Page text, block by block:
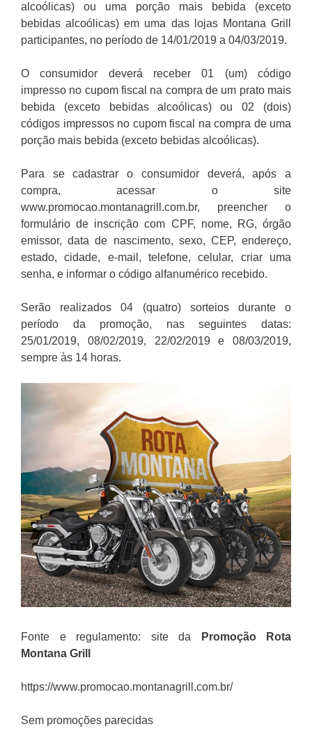
alcoólicas) ou uma porção mais bebida (exceto
bebidas alcoólicas) em uma das lojas Montana Grill
participantes, no período de 14/01/2019 a 04/03/2019.
O consumidor deverá receber 01 (um) código
impresso no cupom fiscal na compra de um prato mais
bebida (exceto bebidas alcoólicas) ou 02 (dois)
códigos impressos no cupom fiscal na compra de uma
porção mais bebida (exceto bebidas alcoólicas).
Para se cadastrar o consumidor deverá, após a
compra, acessar o site
www.promocao.montanagrill.com.br, preencher o
formulário de inscrição com CPF, nome, RG, órgão
emissor, data de nascimento, sexo, CEP, endereço,
estado, cidade, e-mail, telefone, celular, criar uma
senha, e informar o código alfanumérico recebido.
Serão realizados 04 (quatro) sorteios durante o
período da promoção, nas seguintes datas:
25/01/2019, 08/02/2019, 22/02/2019 e 08/03/2019,
sempre às 14 horas.
Fonte e regulamento: site da Promoção
Rota
Montana Grill
https://www.promocao.montanagrill.com.br/
Sem promoções parecidas